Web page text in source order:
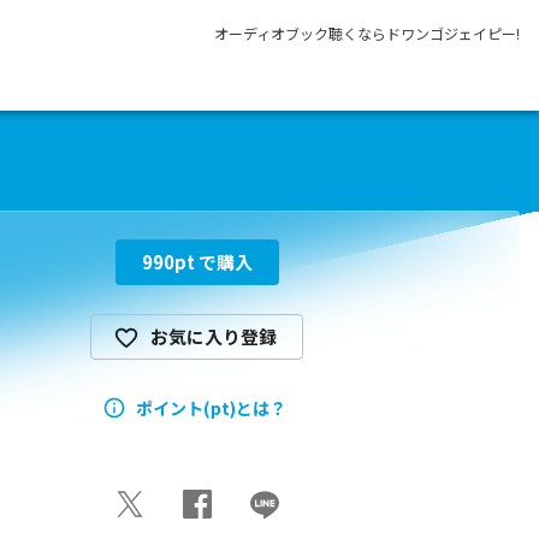
オーディオブック聴くならドワンゴジェイピー!
990pt で購入
お気に入り登録
ポイント(pt)とは？